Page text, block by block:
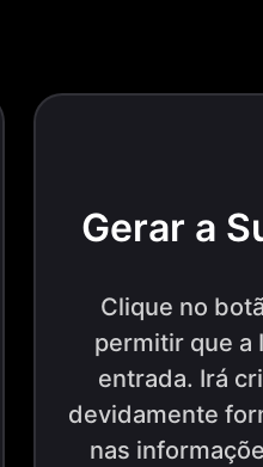
Gerar a
Clique no
permitir que a
entrada. Irá
devidamente
nas